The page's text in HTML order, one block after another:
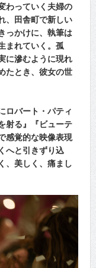
わっていく夫婦の
、田舎町で新しい
っかけに、執筆は
まれていく。孤
に滲むように現れ
たとき、彼女の世
ロバート・パティ
射る』『ビューテ
感覚的な映像表現
へと引きずり込
、美しく、痛まし